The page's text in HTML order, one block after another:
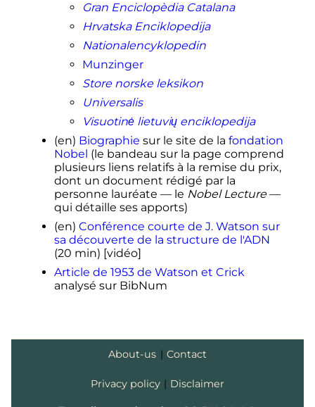
(en-US) « Statement by Cold
Spring Harbor Laboratory
addressing remarks by Dr. James D.
Watson in “American Masters:
Decoding Watson”
Spring Harbor Laboratory
2019
(consulté le
Gran Enciclopèdia Catalana
Hrvatska Enciklopedija
Nationalencyklopedin
Munzinger
Store norske leksikon
Universalis
Visuotinė lietuvių enciklopedija
(en) Biographie sur le site de la fondation
Nobel (le bandeau sur la page comprend
plusieurs liens relatifs à la remise du prix,
dont un document rédigé par la
personne lauréate — le Nobel Lecture —
qui détaille ses apports)
(en) Conférence courte de J. Watson sur
sa découverte de la structure de l'ADN
(20 min) [vidéo]
Article de 1953 de Watson et Crick
analysé sur BibNum
About-us | Contact
Privacy policy | Disclaimer